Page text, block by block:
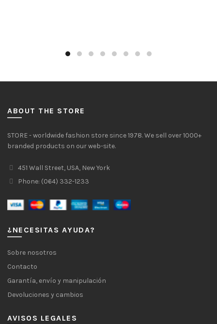
ABOUT THE STORE
STORE - worldwide fashion store since 1978. We sell over 1000+
branded products on our web-site.
451 Wall Street, USA, New York
Phone: (064) 332-1233
¿NECESITAS AYUDA?
Sobre nosotros
Contacto
Garantía, envío y manipulación
Devoluciones y cambios
AVISOS LEGALES